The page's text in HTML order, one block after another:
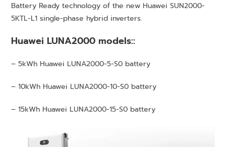
Battery Ready technology of the new Huawei SUN2000-
5KTL-L1 single-phase hybrid inverters.
Huawei LUNA2000 models::
– 5kWh Huawei LUNA2000-5-S0 battery
– 10kWh Huawei LUNA2000-10-S0 battery
– 15kWh Huawei LUNA2000-15-S0 battery